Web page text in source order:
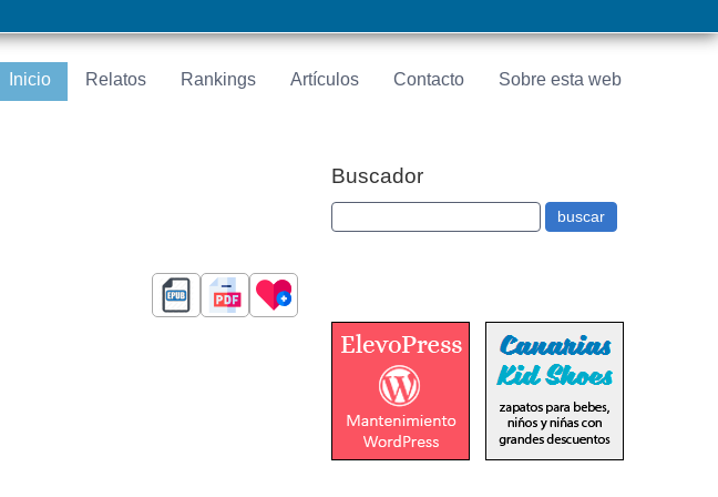
Inicio Relatos Rankings Artículos Contacto Sobre esta web
Buscador